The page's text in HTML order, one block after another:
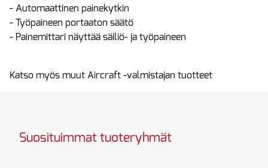
- Automaattinen painekytkin
- Työpaineen portaaton säätö
- Painemittari näyttää säiliö- ja työpaineen
Katso myös muut Aircraft -valmistajan tuotteet
Suosituimmat tuoteryhmät